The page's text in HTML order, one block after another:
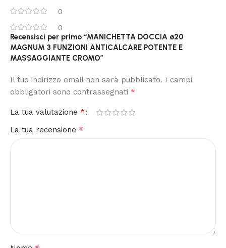
0
0
Recensisci per primo “MANICHETTA DOCCIA ø20
MAGNUM 3 FUNZIONI ANTICALCARE POTENTE E
MASSAGGIANTE CROMO”
Il tuo indirizzo email non sarà pubblicato. I campi
obbligatori sono contrassegnati *
La tua valutazione *
La tua recensione *